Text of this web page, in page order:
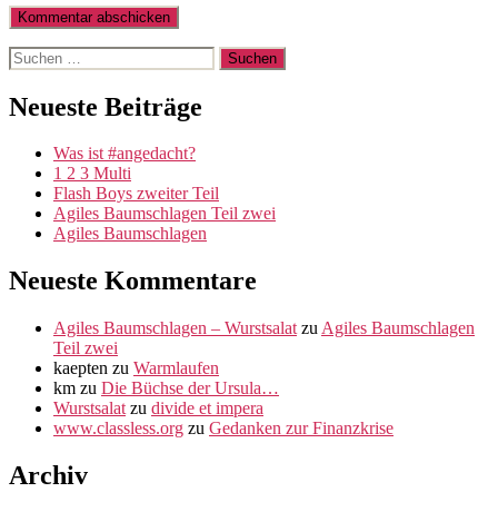
Suche
nach:
Neueste Beiträge
Was ist #angedacht?
1 2 3 Multi
Flash Boys zweiter Teil
Agiles Baumschlagen Teil zwei
Agiles Baumschlagen
Neueste Kommentare
Agiles Baumschlagen – Wurstsalat zu Agiles Baumschlagen
Teil zwei
kaepten zu Warmlaufen
km zu Die Büchse der Ursula…
Wurstsalat zu divide et impera
www.classless.org zu Gedanken zur Finanzkrise
Archiv